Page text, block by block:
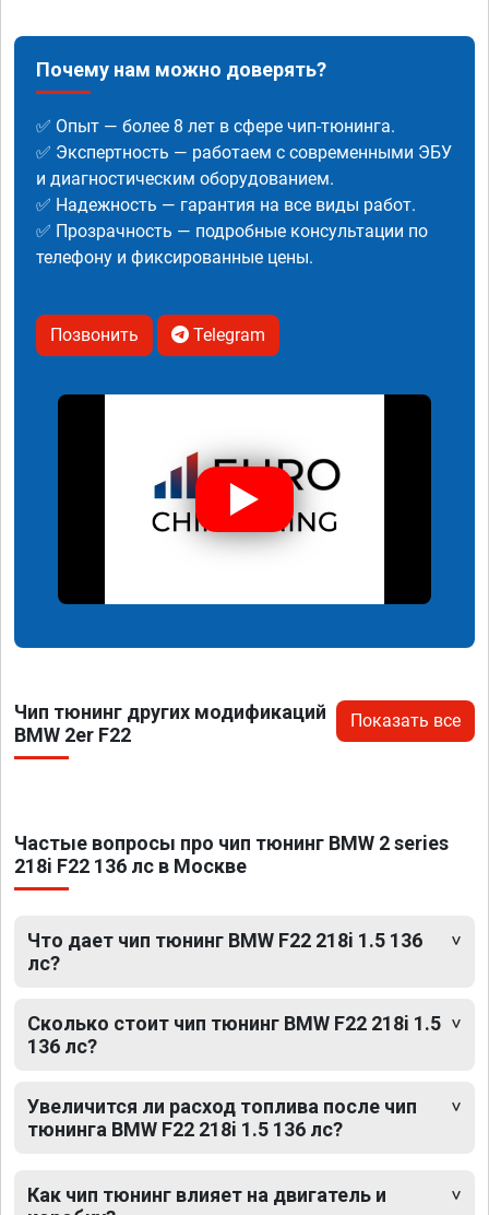
Почему нам можно доверять?
✅ Опыт — более 8 лет в сфере чип-тюнинга.
✅ Экспертность — работаем с современными ЭБУ
и диагностическим оборудованием.
✅ Надежность — гарантия на все виды работ.
✅ Прозрачность — подробные консультации по
телефону и фиксированные цены.
Позвонить Telegram
Чип тюнинг других модификаций
BMW 2er F22
Показать все
Частые вопросы про чип тюнинг BMW 2 series
218i F22 136 лс в Москве
Что дает чип тюнинг BMW F22 218i 1.5 136
лс?
Сколько стоит чип тюнинг BMW F22 218i 1.5
136 лс?
Увеличится ли расход топлива после чип
тюнинга BMW F22 218i 1.5 136 лс?
Как чип тюнинг влияет на двигатель и